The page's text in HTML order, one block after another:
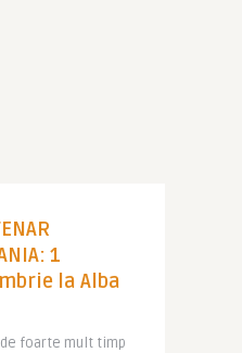
1
la Alba
de foarte mult timp